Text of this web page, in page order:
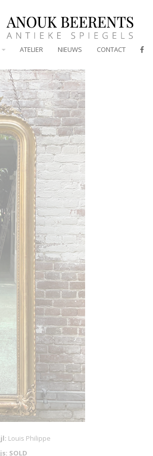
ATELIER NIEUWS CONTACT
Louis Philippe
SOLD